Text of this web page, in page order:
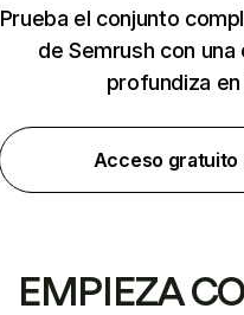
Prueba el conjunto
de Semrush con
profundiza
Acceso gratuito
EMPIEZA